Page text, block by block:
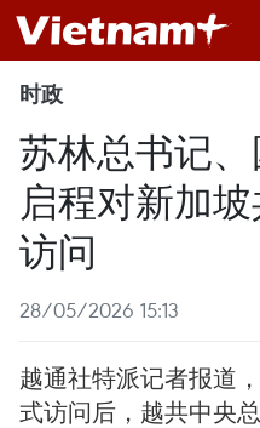
时政
苏林总书记
启程对新加
访问
28/05/2026 15:13
越通社特派记者报道
式访问后，越共中央